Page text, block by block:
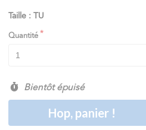
Taille : TU
Quantité
Bientôt épuisé
Hop, panier !